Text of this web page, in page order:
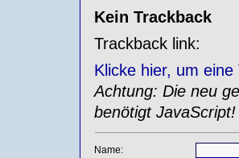
Kein Trackback
Trackback link:
Klicke hier, um
Achtung: Die neu
benötigt JavaScript!
Name: